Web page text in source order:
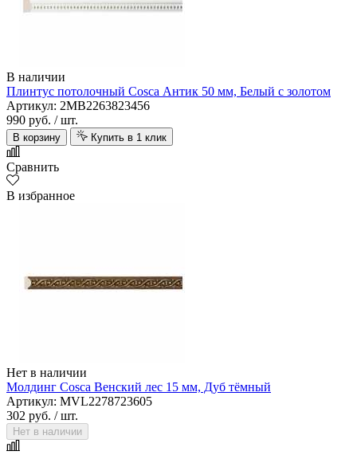
В наличии
Плинтус потолочный Cosca Антик 50 мм, Белый с золотом
Артикул: 2MB2263823456
990 руб. / шт.
В корзину Купить в 1 клик
Сравнить
В избранное
Нет в наличии
Молдинг Cosca Венский лес 15 мм, Дуб тёмный
Артикул: MVL2278723605
302 руб. / шт.
Нет в наличии